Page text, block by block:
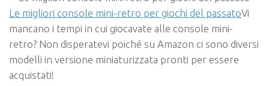
Le migliori console mini-retro per giochi del passatoVi
mancano i tempi in cui giocavate alle console mini-
retro? Non disperatevi poiché su Amazon ci sono diversi
modelli in versione miniaturizzata pronti per essere
acquistati!